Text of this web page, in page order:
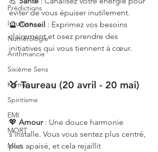
Prédictions
Intuition
Numérologie
Arithmancie
Sixième Sens
Karma
Spiritisme
EMI
MORT
Mort
éviter de vous épuiser inutilement.
🔮 Conseil : Exprimez vos besoins
clairement et osez prendre des
initiatives qui vous tiennent à cœur.
♉ Taureau (20 avril - 20 mai)
💖 Amour : Une douce harmonie
s’installe. Vous vous sentez plus centré,
plus apaisé, et cela rejaillit